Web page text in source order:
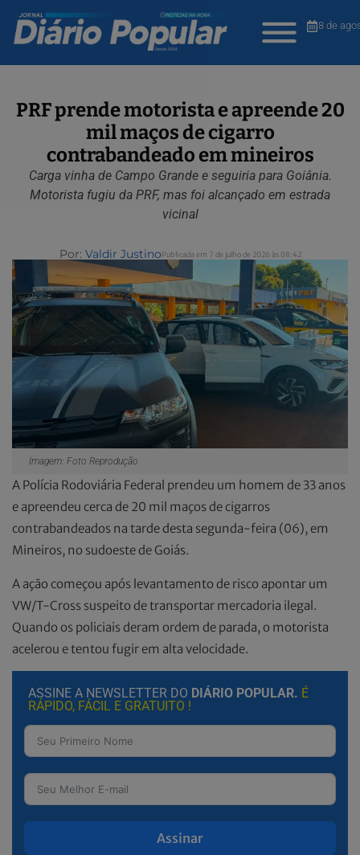
8 de
PRF prende motorista e apreende 20
mil maços de cigarro
contrabandeado em mineiros
Carga vinha de Campo Grande e seguiria para Goiânia.
Motorista fugiu da PRF, mas foi alcançado em estrada
vicinal
Por: Valdir JustinoPublicada em 7 de julho de 2026 às 08:42
Imagem: Foto Reprodução
A Polícia Rodoviária Federal prendeu um homem de 33 anos
e apreendeu cerca de 20 mil maços de cigarros
contrabandeados na tarde desta segunda-feira (06), em
Mineiros, no sudoeste de Goiás.
A ação começou após levantamento de risco apontar um
VW/T-Cross suspeito de transportar mercadoria ilegal.
Quando os policiais deram ordem de parada, o motorista
acelerou e tentou fugir em alta velocidade.
ASSINE A NEWSLETTER DO DIÁRIO POPULAR. É
RÁPIDO, FÁCIL E GRATUITO !
Assinar